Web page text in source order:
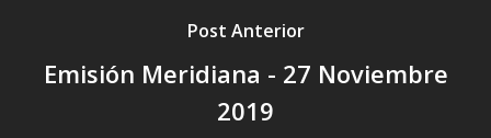
Post Anterior
Emisión Meridiana - 27 Noviembre
2019